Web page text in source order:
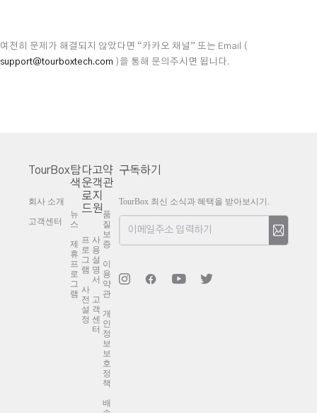
여전히 문제가 해결되지 않았다면 “카카오 채널” 또는 Email (
support@tourboxtech.com )을 통해 문의주시면 됩니다.
TourBox
회사 소개
고객센터
탐
색
뉴
스
제
휴
프
로
그
램
다
운
로
드
프
로
그
램
사
전
설
정
고
객
지
원
사
용
설
명
서
고
객
센
터
약
관
품
질
보
증
이
용
약
관
개
인
정
보
보
호
정
책
배
구독하기
TourBox 최신 소식과 혜택을 받아보시기.